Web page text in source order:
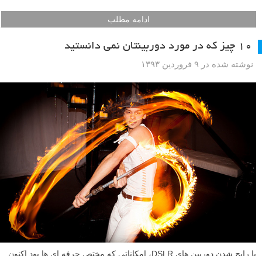
آیا فوکوس لنزهایتان انتظارتان را برآورده می‌کنند؟ در این مطلب لنزک ما
نشانتان می‌دهیم تا فوکوس دقیق‌تری بر نقاط مورد نظرتان در صحنه داشته
باشید. برای تست فوکوس لنز و دوربین خود و روش هایی برای تنظیم
فوکوس این مطلب را مطالعه نمایید.
ادامه مطلب
نوشته شده در ۹ فروردین ۱۳۹۳